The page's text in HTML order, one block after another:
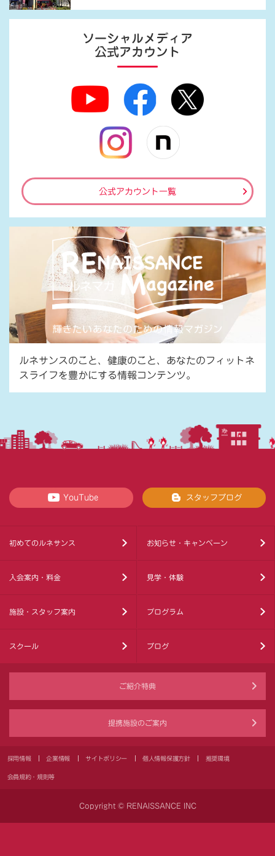
ソーシャルメディア
公式アカウント
公式アカウント一覧
ルネサンスのこと、健康のこと、あなたのフィットネ
スライフを豊かにする情報コンテンツ。
YouTube スタッフブログ
初めてのルネサンス お知らせ・キャンペーン
入会案内・料金 見学・体験
施設・スタッフ案内 プログラム
スクール ブログ
ご紹介特典
提携施設のご案内
採用情報 企業情報 サイトポリシー 個人情報保護方針 推奨環境
会員規約・規則等
Copyright © RENAISSANCE INC